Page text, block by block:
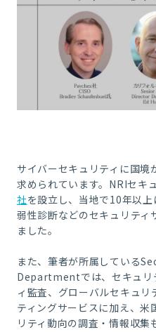
サイバーセキュリティに国
求められています。NRIセキ
社を設立し、当地で10年以
弱性診断などのセキュリティ
ました。
また、筆者が所属している
Departmentでは、セキュリ
ィ監査、グローバルセキュ
ティングサービスに加え、米
リティ動向の調査・情報収集